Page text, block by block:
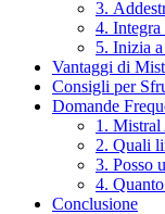
3.
4.
5. Inizia
Vantaggi di
Consigli per
Domande
1. Mistral
2. Quali
3. Posso
4.
Conclusione